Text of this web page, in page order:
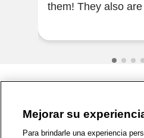
them! They also
1-800-679-9691 | Contáctenos |
Mejorar su
Para brindarle una experiencia